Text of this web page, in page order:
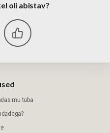
oli abistav?
mu tuba